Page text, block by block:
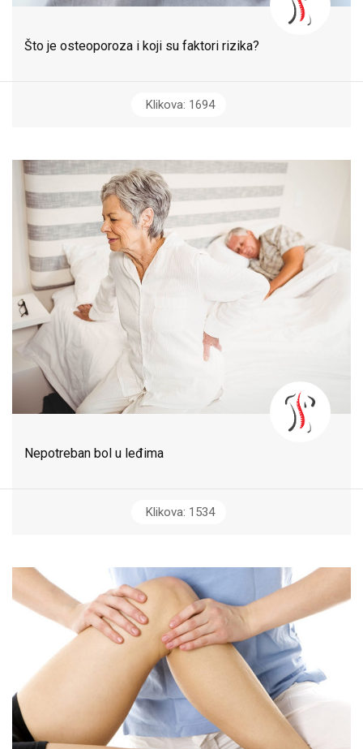
Što je osteoporoza i koji su faktori rizika?
Klikova: 1694
Nepotreban bol u leđima
Klikova: 1534